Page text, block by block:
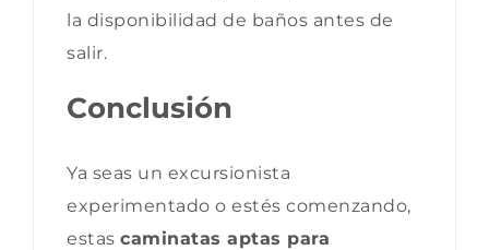
la disponibilidad de baños antes de
salir.
Conclusión
Ya seas un excursionista
experimentado o estés comenzando,
estas caminatas aptas para